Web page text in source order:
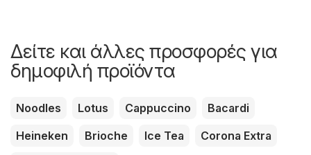
Δείτε και άλλες προσφορές για
δημοφιλή προϊόντα
Noodles Lotus Cappuccino
Bacardi
Heineken
Brioche Ice Tea
Corona Extra